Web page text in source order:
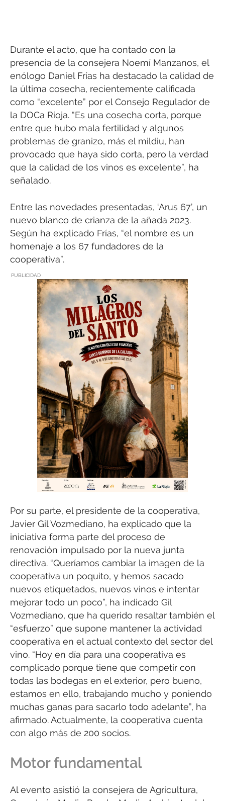
Durante el acto, que ha contado con la
presencia de la consejera Noemí Manzanos, el
enólogo Daniel Frías ha destacado la calidad de
la última cosecha, recientemente calificada
como “excelente” por el Consejo Regulador de
la DOCa Rioja. “Es una cosecha corta, porque
entre que hubo mala fertilidad y algunos
problemas de granizo, más el mildiu, han
provocado que haya sido corta, pero la verdad
que la calidad de los vinos es excelente”, ha
señalado.
Entre las novedades presentadas, ‘Arus 67’, un
nuevo blanco de crianza de la añada 2023.
Según ha explicado Frías, “el nombre es un
homenaje a los 67 fundadores de la
cooperativa”.
PUBLICIDAD
Por su parte, el presidente de la cooperativa,
Javier Gil Vozmediano, ha explicado que la
iniciativa forma parte del proceso de
renovación impulsado por la nueva junta
directiva. “Queríamos cambiar la imagen de la
cooperativa un poquito, y hemos sacado
nuevos etiquetados, nuevos vinos e intentar
mejorar todo un poco”, ha indicado Gil
Vozmediano, que ha querido resaltar también el
“esfuerzo” que supone mantener la actividad
cooperativa en el actual contexto del sector del
vino. “Hoy en día para una cooperativa es
complicado porque tiene que competir con
todas las bodegas en el exterior, pero bueno,
estamos en ello, trabajando mucho y poniendo
muchas ganas para sacarlo todo adelante”, ha
afirmado. Actualmente, la cooperativa cuenta
con algo más de 200 socios.
Motor fundamental
Al evento asistió la consejera de Agricultura,